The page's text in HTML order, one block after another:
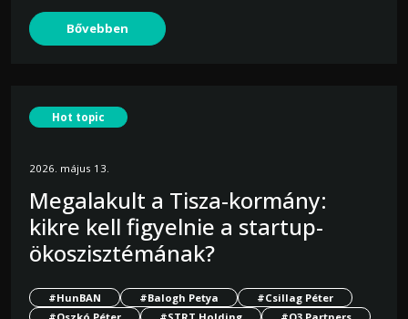
Bővebben
Hot topic
2026. május 13.
Megalakult a Tisza-kormány:
kikre kell figyelnie a startup-
ökoszisztémának?
#HunBAN #Balogh Petya
#Csillag Péter